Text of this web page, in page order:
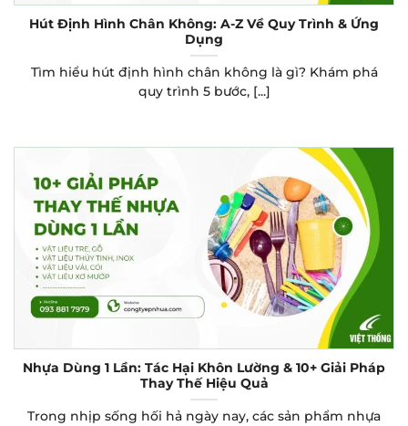
Hút Định Hình Chân Không: A-Z Về Quy Trình & Ứng
Dụng
Tìm hiểu hút định hình chân không là gì? Khám phá
quy trình 5 bước, [...]
Nhựa Dùng 1 Lần: Tác Hại Khôn Lường & 10+ Giải Pháp
Thay Thế Hiệu Quả
Trong nhịp sống hối hả ngày nay, các sản phẩm nhựa